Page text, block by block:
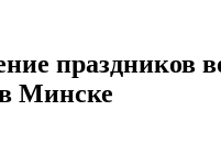
праздников
Минске